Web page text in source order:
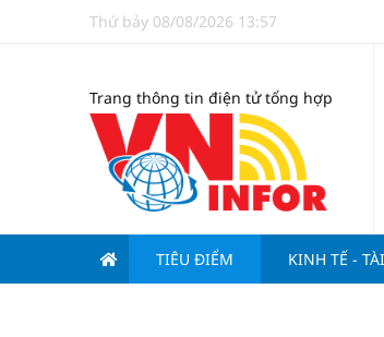
Thứ bảy 08/08/2026 13:57
Trang thông tin điện tử tổng hợp
TIÊU ĐIỂM KINH TẾ -